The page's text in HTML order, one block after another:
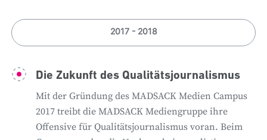
Konzernlogistik mit Sitz in Leipzig unterstützt seit
April 2014 alle regionalen Post- und
hinweg.
2017 - 2018
Die Zukunft des Qualitätsjournalismus
Mit der Gründung des MADSACK Medien Campus
2017 treibt die MADSACK Mediengruppe ihre
Offensive für Qualitätsjournalismus voran. Beim